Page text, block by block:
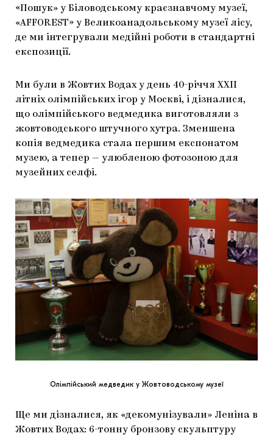
«Пошук» у Біловодському краєзнавчому музеї,
«AFFOREST» у Великоанадольському музеї лісу,
де ми інтегрували медійні роботи в стандартні
експозиції.
Ми були в Жовтих Водах у день 40-річчя ХХІІ
літніх олімпійських ігор у Москві, і дізналися,
що олімпійського ведмедика виготовляли з
жовтоводського штучного хутра. Зменшена
копія ведмедика стала першим експонатом
музею, а тепер — улюбленою фотозоною для
музейних селфі.
Олімпійський медведик у Жовтоводському музеї
Ще ми дізналися, як «декомунізували» Леніна в
Жовтих Водах: 6-тонну бронзову скульптуру